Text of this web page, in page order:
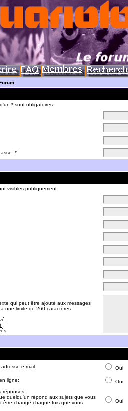
* sont obligatoires.
*
visibles publiquement
qui peut être ajouté aux messages
une limite de 260 caractères
e-mail: Oui
ligne:
Oui
réponses:
quelqu'un répond aux sujets que vous
être changé chaque fois que vous
Oui